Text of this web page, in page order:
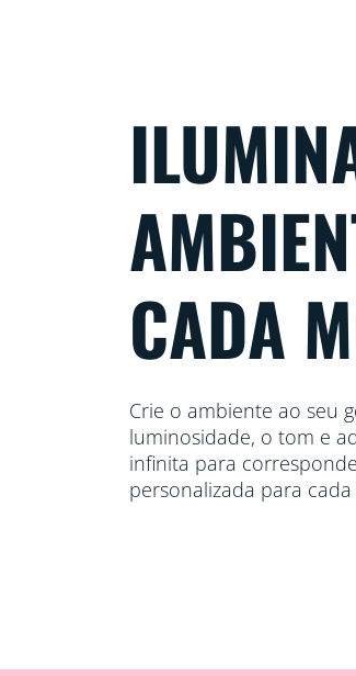
CADA
Crie o ambiente ao seu
luminosidade, o tom e
infinita para
personalizada para